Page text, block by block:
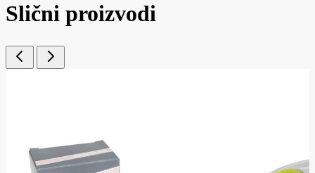
Slični proizvodi